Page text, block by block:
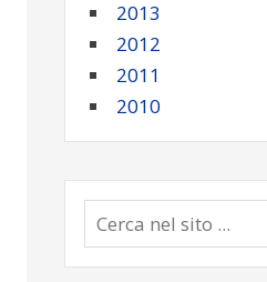
2013
2012
2011
2010
Cerca